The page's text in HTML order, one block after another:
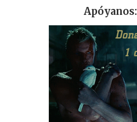
Apóyanos: